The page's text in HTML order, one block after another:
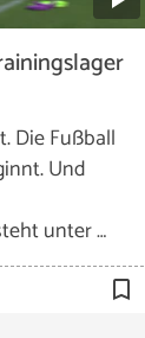
Die Fußball
Und
unter …
bookmark_border